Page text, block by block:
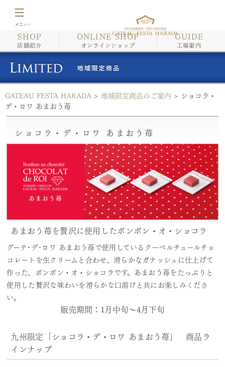
店舗紹介
オンラインショップ
工場案内
会社案内
デジタルカタログ
SHOP
店舗紹介
ONLINE SHOP
オンラインショップ
GUIDE
工場案内
GATEAU FESTA HARADA > 地域限定商品のご案内 > ショコラ・
デ・ロワ あまおう苺
ショコラ・デ・ロワ あまおう苺
あまおう苺を贅沢に使用したボンボン・オ・ショコラ
グーテ･デ･ロワ あまおう苺で使用しているクーベルチュールチョ
コレートを生クリームと合わせ、滑らかなガナッシュに仕上げて
作った、ボンボン・オ・ショコラです。あまおう苺をたっぷりと
使用した贅沢な味わいを滑らかな口溶けと共にお楽しみくださ
い。
販売期間：1月中旬～4月下旬
九州限定「ショコラ・デ・ロワ あまおう苺」 商品ラ
インナップ